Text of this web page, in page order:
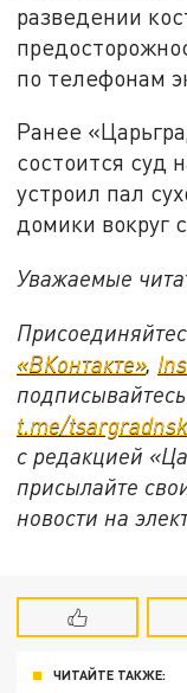
разведении
по телефонам
Ранее
состоится суд
устроил пал
домики вокруг
Уважаемые
«ВКонтакте»,
t.me/tsargradnsk
с редакцией
присылайте
новости на
ЧИТАЙТЕ ТАКЖЕ: